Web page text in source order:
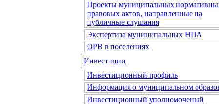
Проекты муниципальных
правовых актов, направленные на
публичные слушания
Экспертиза муниципальных НПА
ОРВ в поселениях
Инвестиции
Инвестиционный профиль
Информация о муниципальном
Инвестиционный уполномоченый